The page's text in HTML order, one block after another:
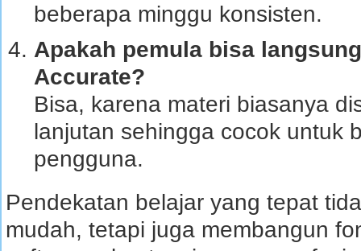
beberapa minggu konsisten.
Apakah pemula bisa
Accurate?
Bisa, karena materi biasanya
lanjutan sehingga cocok untuk
pengguna.
Pendekatan belajar yang tepat
mudah, tetapi juga membangun